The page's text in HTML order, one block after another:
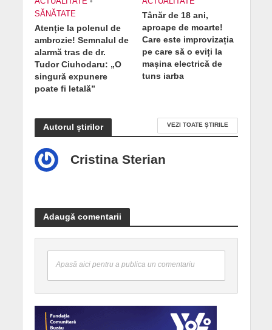
SĂNĂTATE
Atenție la polenul de
ambrozie! Semnalul de
alarmă tras de dr.
Tudor Ciuhodaru: „O
singură expunere
poate fi letală”
Tânăr de 18 ani,
aproape de moarte!
Care este improvizația
pe care să o eviți la
mașina electrică de
tuns iarba
Autorul știrilor VEZI TOATE ȘTIRILE
Cristina Sterian
Adaugă comentarii
Apasă aici pentru a publica un comentariu